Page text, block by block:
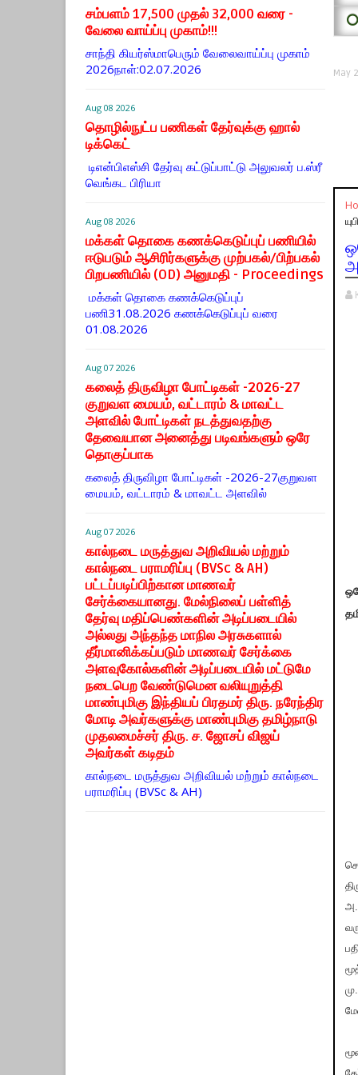
சம்பளம் 17,500 முதல் 32,000 வரை -
வேலை வாய்ப்பு முகாம்!!!
சாந்தி கியர்ஸ்மாபெரும் வேலைவாய்ப்பு முகாம்
2026நாள்:02.07.2026
Aug 08 2026
தொழில்நுட்ப பணிகள் தேர்வுக்கு ஹால் ​
டிக்கெட்
டிஎன்​பிஎஸ்சி தேர்வு கட்​டுப்​பாட்டு அலு​வலர் ப.ஸ்ரீ
வெங்கட பிரியா
Aug 08 2026
மக்கள் தொகை கணக்கெடுப்புப் பணியில்
ஈடுபடும் ஆசிரிர்களுக்கு முற்பகல்/பிற்பகல்
பிறபணியில் (OD) அனுமதி - Proceedings
மக்கள் தொகை கணக்கெடுப்புப்
பணி31.08.2026 கணக்கெடுப்புப் வரை
01.08.2026
Aug 07 2026
கலைத் திருவிழா போட்டிகள் -2026-27
குறுவள மையம், வட்டாரம் & மாவட்ட
அளவில் போட்டிகள் நடத்துவதற்கு
தேவையான அனைத்து படிவங்களும் ஒரே
தொகுப்பாக
கலைத் திருவிழா போட்டிகள் -2026-27குறுவள
மையம், வட்டாரம் & மாவட்ட அளவில்
Aug 07 2026
கால்நடை மருத்துவ அறிவியல் மற்றும்
கால்நடை பராமரிப்பு (BVSc & AH)
பட்டப்படிப்பிற்கான மாணவர்
சேர்க்கையானது. மேல்நிலைப் பள்ளித்
தேர்வு மதிப்பெண்களின் அடிப்படையில்
அல்லது அந்தந்த மாநில அரசுகளால்
தீர்மானிக்கப்படும் மாணவர் சேர்க்கை
அளவுகோல்களின் அடிப்படையில் மட்டுமே
நடைபெற வேண்டுமென வலியுறுத்தி
மாண்புமிகு இந்தியப் பிரதமர் திரு. நரேந்திர
மோடி அவர்களுக்கு மாண்புமிகு தமிழ்நாடு
முதலமைச்சர் திரு. ச. ஜோசப் விஜய்
அவர்கள் கடிதம்
கால்நடை மருத்துவ அறிவியல் மற்றும் கால்நடை
பராமரிப்பு (BVSc & AH)
May